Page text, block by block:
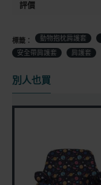
評價
標籤： 動物抱枕肩護套
安全帶肩護套
肩護套
別人也買